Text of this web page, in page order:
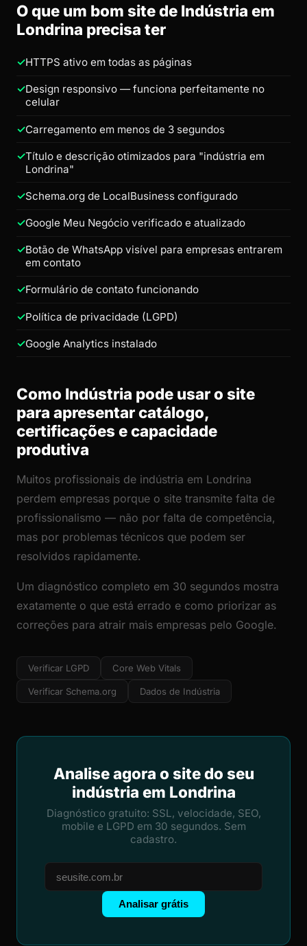
O que um bom site de Indústria em
Londrina precisa ter
HTTPS ativo em todas as páginas
Design responsivo — funciona perfeitamente no
celular
Carregamento em menos de 3 segundos
Título e descrição otimizados para "indústria em
Londrina"
Schema.org de LocalBusiness configurado
Google Meu Negócio verificado e atualizado
Botão de WhatsApp visível para empresas entrarem
em contato
Formulário de contato funcionando
Política de privacidade (LGPD)
Google Analytics instalado
Como Indústria pode usar o site
para apresentar catálogo,
certificações e capacidade
produtiva
Muitos profissionais de indústria em Londrina
perdem empresas porque o site transmite falta de
profissionalismo — não por falta de competência,
mas por problemas técnicos que podem ser
resolvidos rapidamente.
Um diagnóstico completo em 30 segundos mostra
exatamente o que está errado e como priorizar as
correções para atrair mais empresas pelo Google.
Verificar LGPD Core Web Vitals
Verificar Schema.org Dados de Indústria
Analise agora o site do seu
indústria em Londrina
Diagnóstico gratuito: SSL, velocidade, SEO,
mobile e LGPD em 30 segundos. Sem
cadastro.
Analisar grátis